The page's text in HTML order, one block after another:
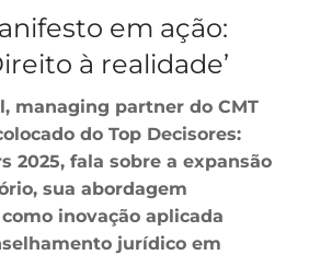
em ação:
à realidade’
managing partner do CMT
do Top Decisores:
2025, fala sobre a expansão
sua abordagem
inovação aplicada
jurídico em